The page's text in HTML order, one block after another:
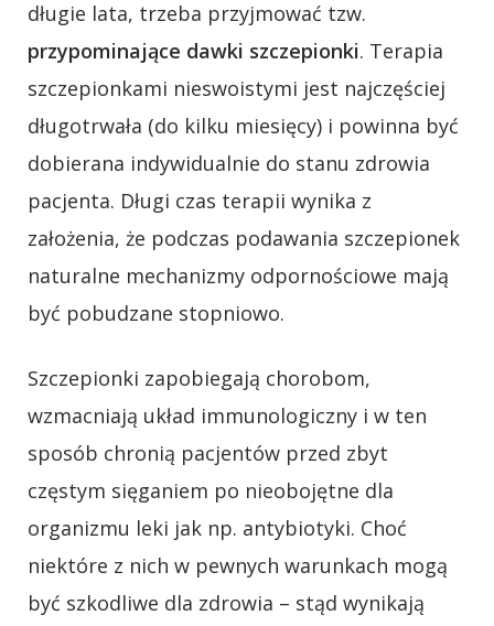
długie lata, trzeba przyjmować tzw.
przypominające dawki szczepionki. Terapia
szczepionkami nieswoistymi jest najczęściej
długotrwała (do kilku miesięcy) i powinna być
dobierana indywidualnie do stanu zdrowia
pacjenta. Długi czas terapii wynika z
założenia, że podczas podawania szczepionek
naturalne mechanizmy odpornościowe mają
być pobudzane stopniowo.
Szczepionki zapobiegają chorobom,
wzmacniają układ immunologiczny i w ten
sposób chronią pacjentów przed zbyt
częstym sięganiem po nieobojętne dla
organizmu leki jak np. antybiotyki. Choć
niektóre z nich w pewnych warunkach mogą
być szkodliwe dla zdrowia – stąd wynikają